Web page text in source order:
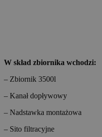
W skład zbiornika wchodzi:
– Zbiornik 3500l
– Kanał dopływowy
– Nadstawka montażowa
– Sito filtracyjne